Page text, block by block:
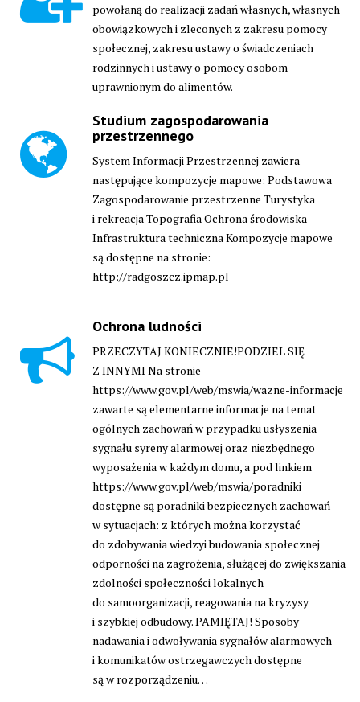
powołaną do realizacji zadań własnych, własnych
obowiązkowych i zleconych z zakresu pomocy
społecznej, zakresu ustawy o świadczeniach
rodzinnych i ustawy o pomocy osobom
uprawnionym do alimentów.
Studium zagospodarowania
przestrzennego
System Informacji Przestrzennej zawiera
następujące kompozycje mapowe: Podstawowa
Zagospodarowanie przestrzenne Turystyka
i rekreacja Topografia Ochrona środowiska
Infrastruktura techniczna Kompozycje mapowe
są dostępne na stronie:
http://radgoszcz.ipmap.pl
Ochrona ludności
PRZECZYTAJ KONIECZNIE!PODZIEL SIĘ
Z INNYMI Na stronie
https://www.gov.pl/web/mswia/wazne-informacje
zawarte są elementarne informacje na temat
ogólnych zachowań w przypadku usłyszenia
sygnału syreny alarmowej oraz niezbędnego
wyposażenia w każdym domu, a pod linkiem
https://www.gov.pl/web/mswia/poradniki
dostępne są poradniki bezpiecznych zachowań
w sytuacjach: z których można korzystać
do zdobywania wiedzyi budowania społecznej
odporności na zagrożenia, służącej do zwiększania
zdolności społeczności lokalnych
do samoorganizacji, reagowania na kryzysy
i szybkiej odbudowy. PAMIĘTAJ! Sposoby
nadawania i odwoływania sygnałów alarmowych
i komunikatów ostrzegawczych dostępne
są w rozporządzeniu…